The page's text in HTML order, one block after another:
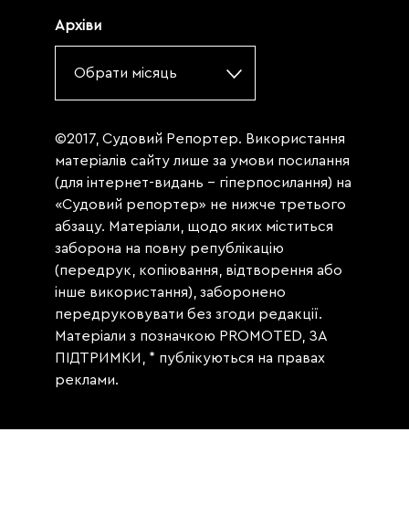
Архіви
Обрати місяць
©2017, Судовий Репортер. Використання
матеріалів сайту лише за умови посилання
(для інтернет-видань - гіперпосилання) на
«Судовий репортер» не нижче третього
абзацу. Матеріали, щодо яких міститься
заборона на повну републікацію
(передрук, копіювання, відтворення або
інше використання), заборонено
передруковувати без згоди редакції.
Матеріали з позначкою PROMOTED, ЗА
ПІДТРИМКИ, * публікуються на правах
реклами.